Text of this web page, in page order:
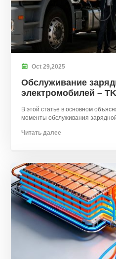
 Oct 29,2025
Обслуживание
электромобилей –
В этой статье в основном
моменты обслуживания
Читать далее